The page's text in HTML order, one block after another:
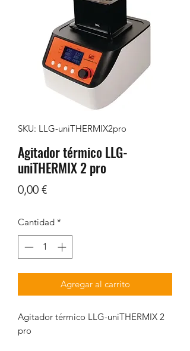
SKU: LLG-uniTHERMIX2pro
Agitador térmico LLG-
uniTHERMIX 2 pro
0,00 €Precio
Cantidad *
Agregar al carrito
Agitador térmico LLG-uniTHERMIX 2
pro